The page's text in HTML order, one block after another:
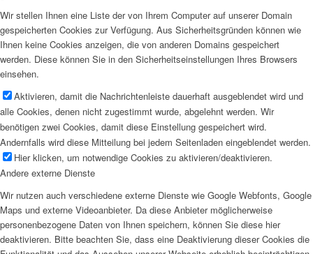
Wir stellen Ihnen eine Liste der von Ihrem Computer auf unserer Domain
gespeicherten Cookies zur Verfügung. Aus Sicherheitsgründen können wie
Ihnen keine Cookies anzeigen, die von anderen Domains gespeichert
werden. Diese können Sie in den Sicherheitseinstellungen Ihres Browsers
einsehen.
Aktivieren, damit die Nachrichtenleiste dauerhaft ausgeblendet wird und
alle Cookies, denen nicht zugestimmt wurde, abgelehnt werden. Wir
benötigen zwei Cookies, damit diese Einstellung gespeichert wird.
Andernfalls wird diese Mitteilung bei jedem Seitenladen eingeblendet werden.
Hier klicken, um notwendige Cookies zu aktivieren/deaktivieren.
Andere externe Dienste
Wir nutzen auch verschiedene externe Dienste wie Google Webfonts, Google
Maps und externe Videoanbieter. Da diese Anbieter möglicherweise
personenbezogene Daten von Ihnen speichern, können Sie diese hier
deaktivieren. Bitte beachten Sie, dass eine Deaktivierung dieser Cookies die